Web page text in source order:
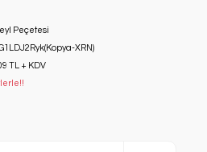
Peçetesi
XRN)
TL + KDV